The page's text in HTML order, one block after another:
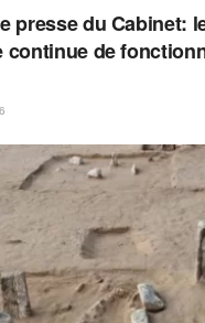
presse du Cabinet:
continue de